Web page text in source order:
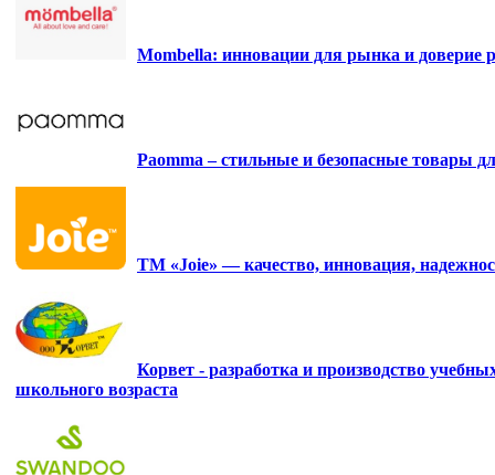
Mombella: инновации для рынка и доверие
Paomma – стильные и безопасные товары
ТМ «Joie» — качество, инновация,
Корвет - разработка и производство
школьного возраста